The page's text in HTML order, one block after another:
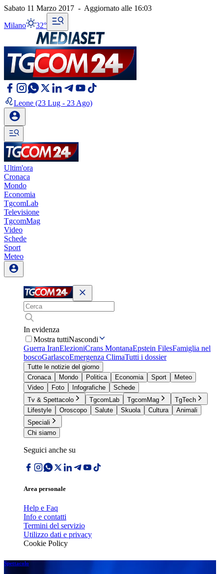
Sabato 11 Marzo 2017 - Aggiornato alle 16:03
Milano 32°
Leone (23 Lug - 23 Ago)
Ultim'ora
Cronaca
Mondo
Economia
TgcomLab
Televisione
TgcomMag
Video
Schede
Sport
Meteo
In evidenza
Mostra tuttiNascondi
Guerra IranElezioniCrans MontanaEpstein FilesFamiglia nel
boscoGarlascoEmergenza ClimaTutti i dossier
Tutte le notizie del giorno
Cronaca
Mondo Politica Economia Sport
Meteo
Video
Foto Infografiche
Schede
Tv & Spettacolo
TgcomLab TgcomMag
TgTech
Lifestyle
Oroscopo Salute Skuola Cultura
Animali
Speciali
Chi siamo
Seguici anche su
Area personale
Help e Faq
Info e contatti
Termini del servizio
Utilizzo dati e privacy
Cookie Policy
Spettacolo